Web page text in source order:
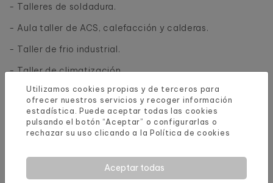
- Talleres de soldadura.
- Aula taller de ACS, calefacción y calderas.
- Taller de frio industrial.
- Taller de climatización.
- Instalaciones de energía solar térmica.
Utilizamos cookies propias y de terceros para
ofrecer nuestros servicios y recoger información
estadística. Puede aceptar todas las cookies
pulsando el botón “Aceptar” o configurarlas o
rechazar su uso clicando a la Política de cookies
Aceptar todas